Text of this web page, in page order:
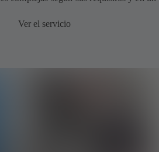
Ver el servicio